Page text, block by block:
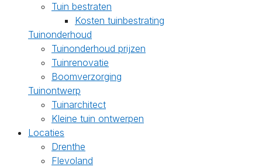
Tuin bestraten
Kosten tuinbestrating
Tuinonderhoud
Tuinonderhoud prijzen
Tuinrenovatie
Boomverzorging
Tuinontwerp
Tuinarchitect
Kleine tuin ontwerpen
Locaties
Drenthe
Flevoland